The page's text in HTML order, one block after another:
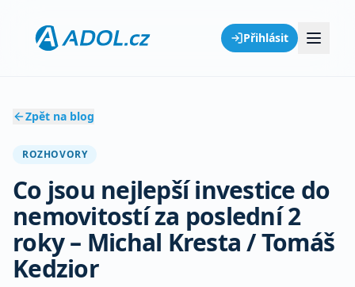
Přihlásit
Zpět na blog
ROZHOVORY
Co jsou nejlepší investice do
nemovitostí za poslední 2
roky – Michal Kresta / Tomáš
Kedzior